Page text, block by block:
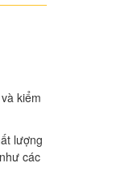
kiểm
lượng
các